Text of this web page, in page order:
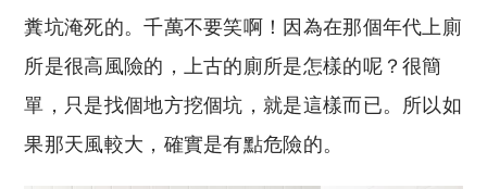
糞坑淹死的。千萬不要笑啊！因為在那個年代上廁
所是很高風險的，上古的廁所是怎樣的呢？很簡
單，只是找個地方挖個坑，就是這樣而已。所以如
果那天風較大，確實是有點危險的。